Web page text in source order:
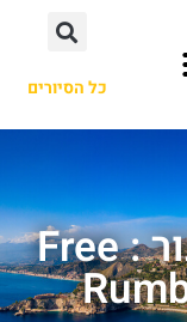
כל הסיורים
תוצאות חיפוש עבור : Free